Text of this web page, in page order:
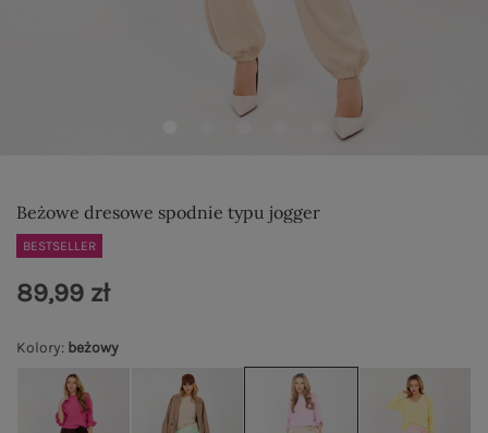
Beżowe dresowe spodnie typu jogger
BESTSELLER
Kolory: beżowy
89,99 zł